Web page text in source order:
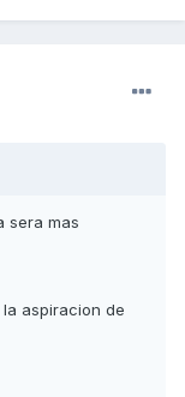
sera mas
aspiracion de